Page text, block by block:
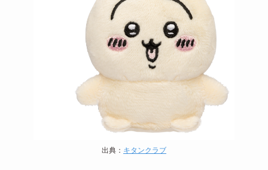
出典： キタンクラブ